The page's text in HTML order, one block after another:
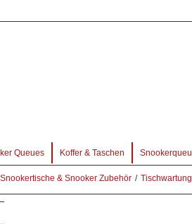
Queues Koffer & Taschen
& Snooker Zubehör /